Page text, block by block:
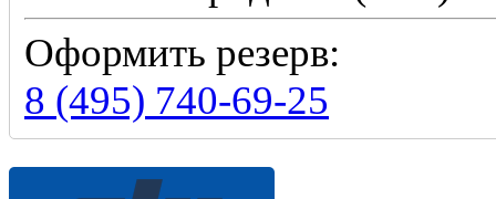
Оформить резерв:
8 (495) 740-69-25